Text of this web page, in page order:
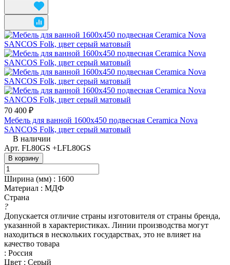
70 400 ₽
Мебель для ванной 1600x450 подвесная Ceramica Nova
SANCOS Folk, цвет серый матовый
В наличии
Арт. FL80GS +LFL80GS
В корзину
Ширина (мм) : 1600
Материал : МДФ
Страна
?
Допускается отличие страны изготовителя от страны бренда,
указанной в характеристиках. Линии производства могут
находиться в нескольких государствах, это не влияет на
качество товара
: Россия
Цвет : Серый